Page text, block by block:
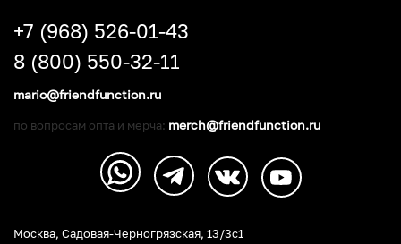
Москва, Садовая-Черногрязская, 13/3c1
+7 (968) 526-01-43
8 (800) 550-32-11
mario@friendfunction.ru
по вопросам опта и мерча: merch@friendfunction.ru